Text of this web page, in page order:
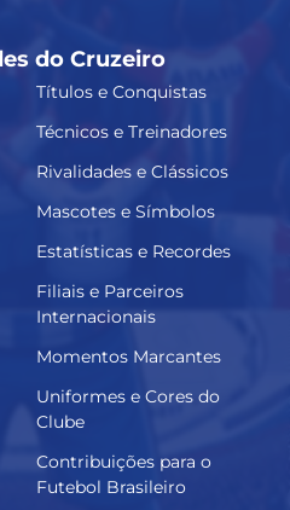
do Cruzeiro
Títulos e Conquistas
Técnicos e Treinadores
Rivalidades e Clássicos
Mascotes e Símbolos
Estatísticas e Recordes
Filiais e Parceiros
Internacionais
Momentos Marcantes
Uniformes e Cores do
Clube
Contribuições para o
Futebol Brasileiro